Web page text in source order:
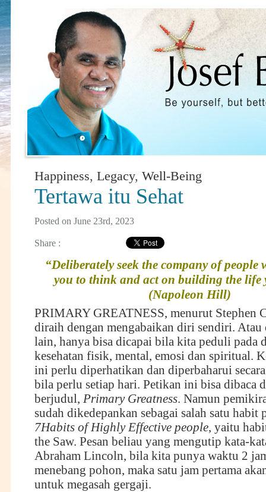
Happiness, Legacy, Well-Being
Tertawa itu Sehat
Posted on June 23rd, 2023
Share :
“Deliberately seek the company of people
you to think and act on building the life
(Napoleon Hill)
PRIMARY GREATNESS, menurut Stephen
diraih dengan mengabaikan diri sendiri. Atau
lain, hanya bisa dicapai bila kita peduli pada
kesehatan fisik, mental, emosi dan spiritual.
ini perlu diperhatikan dan diperbaharui
bila perlu setiap hari. Petikan ini bisa dibaca
berjudul, Primary Greatness. Namun
sudah dikedepankan sebagai salah satu
7Habits of Highly Effective people, yaitu
the Saw. Pesan beliau yang mengutip kata-
Abraham Lincoln, bila kita punya waktu 2
menebang pohon, maka satu jam pertama
untuk megasah gergaji.